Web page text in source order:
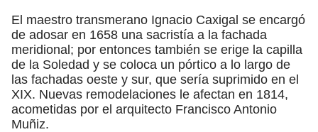
El maestro transmerano Ignacio Caxigal se encargó
de adosar en 1658 una sacristía a la fachada
meridional; por entonces también se erige la capilla
de la Soledad y se coloca un pórtico a lo largo de
las fachadas oeste y sur, que sería suprimido en el
XIX. Nuevas remodelaciones le afectan en 1814,
acometidas por el arquitecto Francisco Antonio
Muñiz.